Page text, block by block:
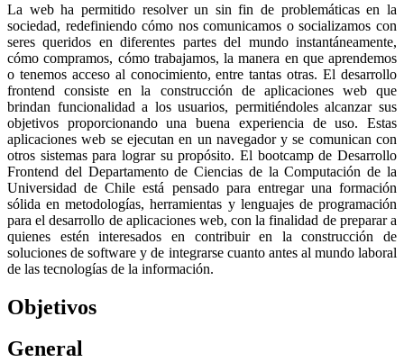
La web ha permitido resolver un sin fin de problemáticas en la
sociedad, redefiniendo cómo nos comunicamos o socializamos con
seres queridos en diferentes partes del mundo instantáneamente,
cómo compramos, cómo trabajamos, la manera en que aprendemos
o tenemos acceso al conocimiento, entre tantas otras. El desarrollo
frontend consiste en la construcción de aplicaciones web que
brindan funcionalidad a los usuarios, permitiéndoles alcanzar sus
objetivos proporcionando una buena experiencia de uso. Estas
aplicaciones web se ejecutan en un navegador y se comunican con
otros sistemas para lograr su propósito. El bootcamp de Desarrollo
Frontend del Departamento de Ciencias de la Computación de la
Universidad de Chile está pensado para entregar una formación
sólida en metodologías, herramientas y lenguajes de programación
para el desarrollo de aplicaciones web, con la finalidad de preparar a
quienes estén interesados en contribuir en la construcción de
soluciones de software y de integrarse cuanto antes al mundo laboral
de las tecnologías de la información.
Objetivos
General